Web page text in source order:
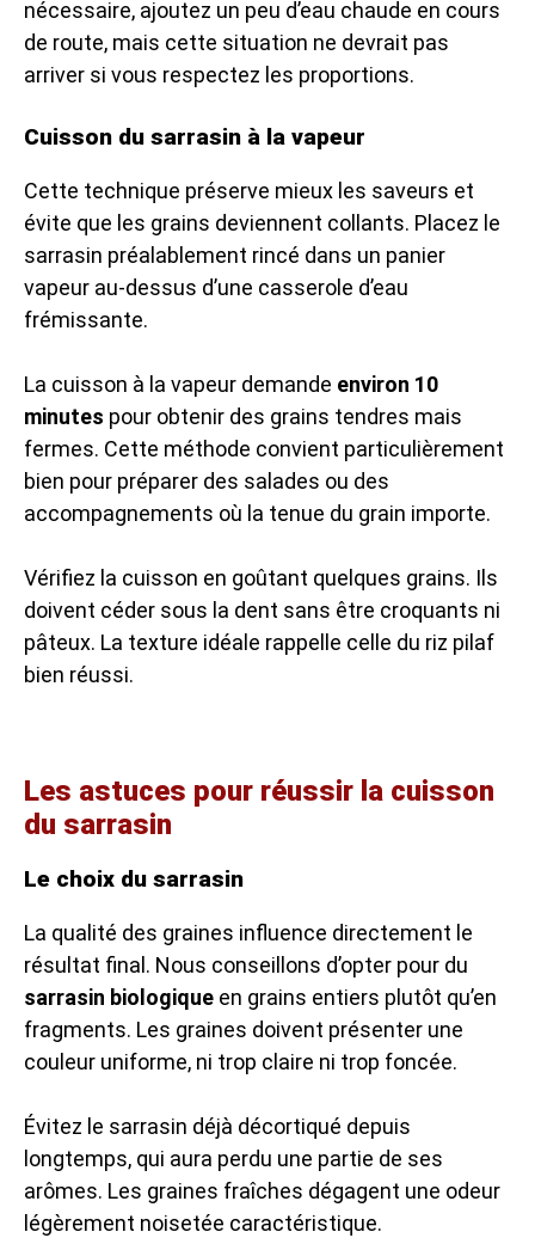
nécessaire, ajoutez un peu d’eau chaude en cours
de route, mais cette situation ne devrait pas
arriver si vous respectez les proportions.
Cuisson du sarrasin à la vapeur
Cette technique préserve mieux les saveurs et
évite que les grains deviennent collants. Placez le
sarrasin préalablement rincé dans un panier
vapeur au-dessus d’une casserole d’eau
frémissante.
La cuisson à la vapeur demande environ 10
minutes pour obtenir des grains tendres mais
fermes. Cette méthode convient particulièrement
bien pour préparer des salades ou des
accompagnements où la tenue du grain importe.
Vérifiez la cuisson en goûtant quelques grains. Ils
doivent céder sous la dent sans être croquants ni
pâteux. La texture idéale rappelle celle du riz pilaf
bien réussi.
Les astuces pour réussir la cuisson
du sarrasin
Le choix du sarrasin
La qualité des graines influence directement le
résultat final. Nous conseillons d’opter pour du
sarrasin biologique en grains entiers plutôt qu’en
fragments. Les graines doivent présenter une
couleur uniforme, ni trop claire ni trop foncée.
Évitez le sarrasin déjà décortiqué depuis
longtemps, qui aura perdu une partie de ses
arômes. Les graines fraîches dégagent une odeur
légèrement noisetée caractéristique.